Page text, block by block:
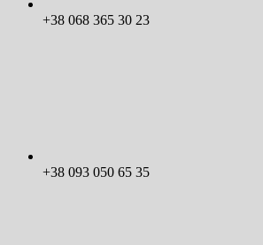
+38 068 365 30 23
+38 093 050 65 35